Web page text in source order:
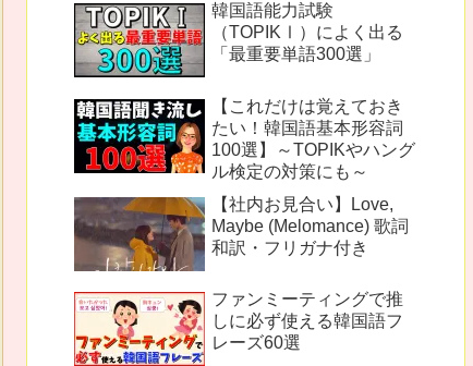
韓国語能力試験
（TOPIKⅠ）によく出る
「最重要単語300選」
【これだけは覚えておき
たい！韓国語基本形容詞
100選】～TOPIKやハング
ル検定の対策にも～
【社内お見合い】Love,
Maybe (Melomance) 歌詞
和訳・フリガナ付き
ファンミーティングで推
しに必ず使える韓国語フ
レーズ60選